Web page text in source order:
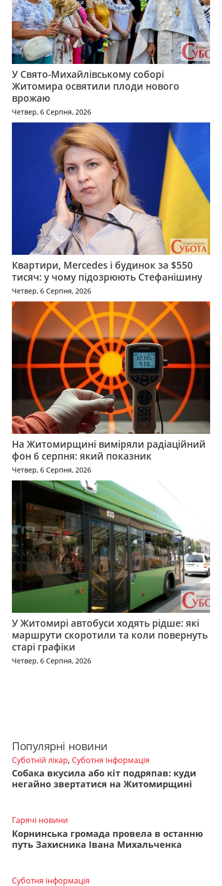
У Свято-Михайлівському соборі
Житомира освятили плоди нового
врожаю
Четвер, 6 Серпня, 2026
Квартири, Mercedes і будинок за $550
тисяч: у чому підозрюють Стефанішину
Четвер, 6 Серпня, 2026
На Житомирщині виміряли радіаційний
фон 6 серпня: який показник
Четвер, 6 Серпня, 2026
У Житомирі автобуси ходять рідше: які
маршрути скоротили та коли повернуть
старі графіки
Четвер, 6 Серпня, 2026
Популярні новини
Суботній лікар, Суботня інформація
Собака вкусила або кіт подряпав: куди
негайно звертатися на Житомирщині
Гарячі новини
Корнинська громада провела в останню
путь Захисника Івана Михальченка
Суботня інформація